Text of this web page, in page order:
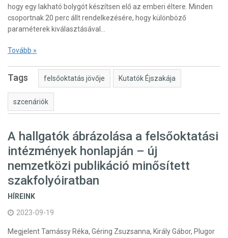
hogy egy lakható bolygót készítsen elő az emberi éltere. Minden
csoportnak 20 perc állt rendelkezésére, hogy különböző
paraméterek kiválasztásával…
Tovább »
Tags felsőoktatás jövője Kutatók Éjszakája
szcenáriók
A hallgatók ábrázolása a felsőoktatási
intézmények honlapján – új
nemzetközi publikáció minősített
szakfolyóiratban
HÍREINK
2023-09-19
Megjelent Tamássy Réka, Géring Zsuzsanna, Király Gábor, Plugor